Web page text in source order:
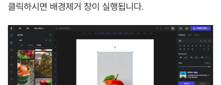
클릭하시면 배경제거 창이 실행됩니다.